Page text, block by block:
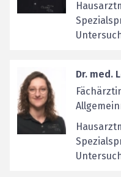
Dr. med.